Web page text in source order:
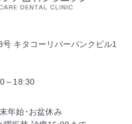
キタコーリバーバンクビル1
～18:30
年始･お盆休み